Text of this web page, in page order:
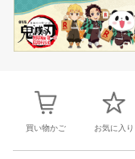
買い物かご お気に入り